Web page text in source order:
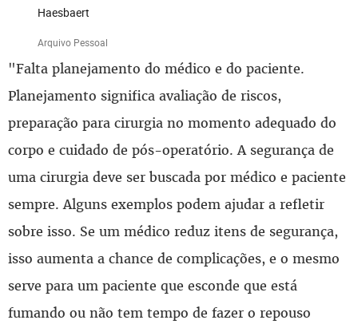
Haesbaert
Arquivo Pessoal
"Falta planejamento do médico e do paciente.
Planejamento significa avaliação de riscos,
preparação para cirurgia no momento adequado do
corpo e cuidado de pós-operatório. A segurança de
uma cirurgia deve ser buscada por médico e paciente
sempre. Alguns exemplos podem ajudar a refletir
sobre isso. Se um médico reduz itens de segurança,
isso aumenta a chance de complicações, e o mesmo
serve para um paciente que esconde que está
fumando ou não tem tempo de fazer o repouso